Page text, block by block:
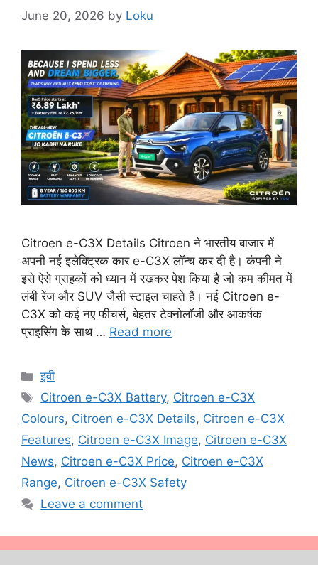
June 20, 2026 by Loku
Citroen e-C3X Details Citroen ने भारतीय बाजार में
अपनी नई इलेक्ट्रिक कार e-C3X लॉन्च कर दी है। कंपनी ने
इसे ऐसे ग्राहकों को ध्यान में रखकर पेश किया है जो कम कीमत में
लंबी रेंज और SUV जैसी स्टाइल चाहते हैं। नई Citroen e-
C3X को कई नए फीचर्स, बेहतर टेक्नोलॉजी और आकर्षक
प्राइसिंग के साथ … Read more
Categories
इवी
Tags
Citroen e-C3X Battery, Citroen e-C3X
Colours, Citroen e-C3X Details, Citroen e-C3X
Features, Citroen e-C3X Image, Citroen e-C3X
News, Citroen e-C3X Price, Citroen e-C3X
Range, Citroen e-C3X Safety
Leave a comment